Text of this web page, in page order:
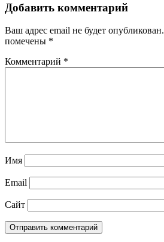
Добавить комментарий
Ваш адрес email не будет опубликован.
помечены *
Комментарий *
Имя
Email
Сайт